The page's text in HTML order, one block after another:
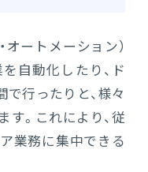
オートメーション）
自動化したり、ド
行ったりと、様々
。これにより、従
業務に集中できる